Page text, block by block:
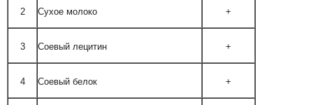
2 Сухое молоко +
3 Соевый лецитин +
4 Соевый белок +